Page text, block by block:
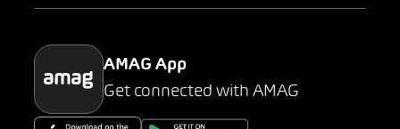
Parking
AMAG App
Get connected with AMAG